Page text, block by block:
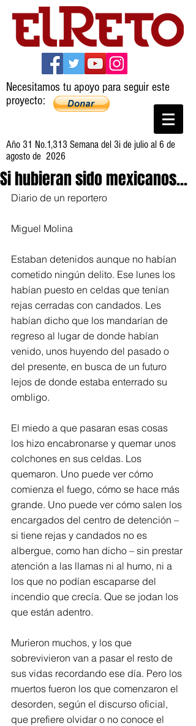
Necesitamos tu apoyo para seguir este
proyecto:
Año 31 No.1,313 Semana del 3i de julio al 6 de
agosto de 2026
Si hubieran sido mexicanos...
Diario de un reportero
Miguel Molina
Estaban detenidos aunque no habían
cometido ningún delito. Ese lunes los
habían puesto en celdas que tenían
rejas cerradas con candados. Les
habían dicho que los mandarían de
regreso al lugar de donde habían
venido, unos huyendo del pasado o
del presente, en busca de un futuro
lejos de donde estaba enterrado su
ombligo.
El miedo a que pasaran esas cosas
los hizo encabronarse y quemar unos
colchones en sus celdas. Los
quemaron. Uno puede ver cómo
comienza el fuego, cómo se hace más
grande. Uno puede ver cómo salen los
encargados del centro de detención –
si tiene rejas y candados no es
albergue, como han dicho – sin prestar
atención a las llamas ni al humo, ni a
los que no podían escaparse del
incendio que crecía. Que se jodan los
que están adentro.
Murieron muchos, y los que
sobrevivieron van a pasar el resto de
sus vidas recordando ese día. Pero los
muertos fueron los que comenzaron el
desorden, según el discurso oficial,
que prefiere olvidar o no conoce el